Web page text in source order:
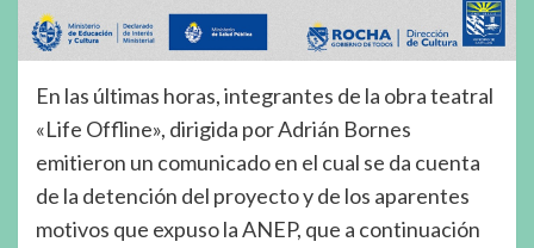
En las últimas horas, integrantes de la obra teatral
«Life Offline», dirigida por Adrián Bornes
emitieron un comunicado en el cual se da cuenta
de la detención del proyecto y de los aparentes
motivos que expuso la ANEP, que a continuación